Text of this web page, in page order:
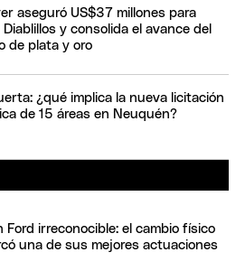
aseguró US$37 millones para
y consolida el avance del
de plata y oro
¿qué implica la nueva licitación
de 15 áreas en Neuquén?
Ford irreconocible: el cambio físico
una de sus mejores actuaciones